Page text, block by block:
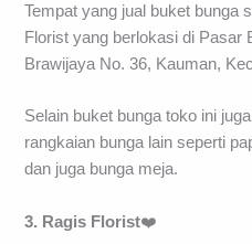
Tempat yang jual buket bunga
Florist yang berlokasi di Pasar
Brawijaya No. 36, Kauman,
Selain buket bunga toko ini
rangkaian bunga lain seperti
dan juga bunga meja.
3. Ragis Florist❤️